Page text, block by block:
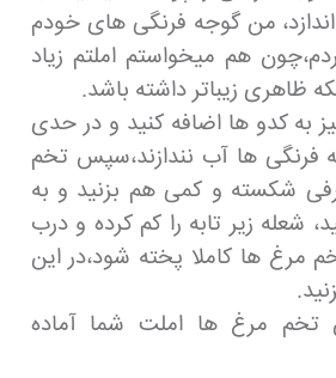
من گوجه فرنگی های خودم
هم میخواستم املتم زیاد
ظاهری زیباتر داشته باشد.
به کدو ها اضافه کنید و در حدی
ها آب نندازند،سپس تخم
شکسته و کمی هم بزنید و به
شعله زیر تابه را کم کرده و درب
مرغ ها کاملا پخته شود،در این
تخم مرغ ها املت شما آماده